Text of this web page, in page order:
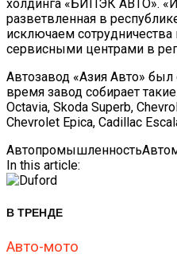
холдинга «БИПЭК АВТО».
разветвленная в
исключаем
сервисными центрами в
Автозавод «Азия Авто»
время завод собирает
Octavia, Skoda Superb,
Chevrolet Epica, Cadillac
Автопромышленность
In this article:
В ТРЕНДЕ
Авто-мото